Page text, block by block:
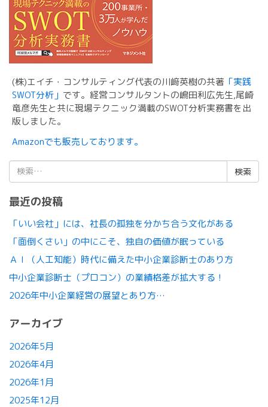
(株)エイチ・コンサルティング代表の川﨑英樹の共著 「実践
SWOT分析」 です。経営コンサルタントの嶋田利広先生,尾崎
竜彦先生と共に現場テクニック満載のSWOT分析実務書を出
版しました。
Amazonでも販売しております。
検
索:
最近の投稿
「いい会社」には、社長の孤独を分かち合う文化がある
「面倒くさい」の中にこそ、独自の価値が眠っている
ＡＩ（人工知能）時代に備えた中小企業診断士のあり方
中小企業診断士（プロコン）の業績格差が拡大する！
2026年中小企業経営の展望とあり方…
アーカイブ
2026年5月
2026年4月
2026年1月
2025年12月